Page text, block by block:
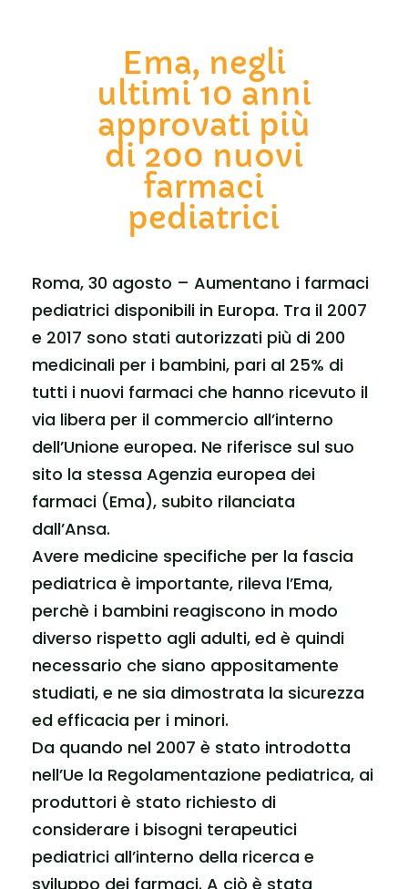
Ema, negli
ultimi 10 anni
approvati più
di 200 nuovi
farmaci
pediatrici
Roma, 30 agosto – Aumentano i farmaci
pediatrici disponibili in Europa. Tra il 2007
e 2017 sono stati autorizzati più di 200
medicinali per i bambini, pari al 25% di
tutti i nuovi farmaci che hanno ricevuto il
via libera per il commercio all’interno
dell’Unione europea. Ne riferisce sul suo
sito la stessa Agenzia europea dei
farmaci (Ema), subito rilanciata
dall’Ansa.
Avere medicine specifiche per la fascia
pediatrica è importante, rileva l’Ema,
perchè i bambini reagiscono in modo
diverso rispetto agli adulti, ed è quindi
necessario che siano appositamente
studiati, e ne sia dimostrata la sicurezza
ed efficacia per i minori.
Da quando nel 2007 è stato introdotta
nell’Ue la Regolamentazione pediatrica, ai
produttori è stato richiesto di
considerare i bisogni terapeutici
pediatrici all’interno della ricerca e
sviluppo dei farmaci. A ciò è stata